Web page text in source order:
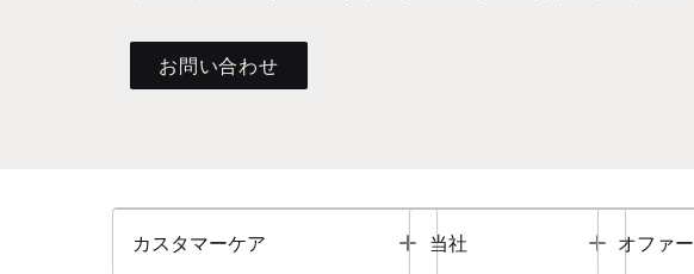
お問い合わせ
カスタマーケア Toggle
当社 Toggle
オファー